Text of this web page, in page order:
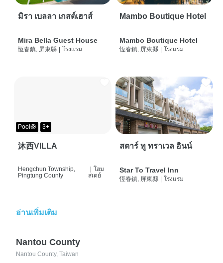
มิรา เบลลา เกสต์เฮาส์
Mira Bella Guest House
恆春鎮, 屏東縣 โรงแรม
Mambo Boutique Hotel
Mambo Boutique Hotel
恆春鎮, 屏東縣 โรงแรม
Pool🛟 3+
沐西VILLA
Hengchun Township,
Pingtung County
โฮม
สเตย์
สตาร์ ทู ทราเวล อินน์
Star To Travel Inn
恆春鎮, 屏東縣 โรงแรม
อ่านเพิ่มเติม
Nantou County
Nantou County, Taiwan